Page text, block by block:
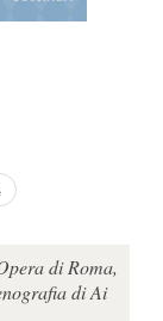
di Roma,
di Ai